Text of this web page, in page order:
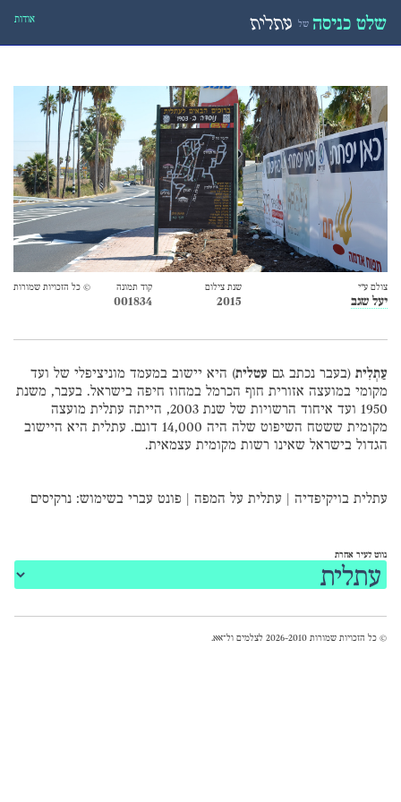
שלט כניסה של עתלית אודות
צולם ע״י
יעל שגב
שנת צילום
2015
קוד תמונה
001834
© כל הזכויות שמורות
עַתְלִית (בעבר נכתב גםעטלית) היא יישוב במעמד מוניציפלי של ועד
מקומי במועצה אזורית חוף הכרמל במחוז חיפה בישראל. בעבר, משנת
1950 ועד איחוד הרשויות של שנת 2003, הייתה עתלית מועצה
מקומית ששטח השיפוט שלה היה 14,000 דונם. עתלית היא היישוב
הגדול בישראל שאינו רשות מקומית עצמאית.
עתלית בויקיפדיה |עתלית על המפה פונט עברי בשימוש:נרקיסים
נווט לעיר אחרת
© כל הזכויות שמורות 2026-2010 לצלמים ול־ אאא.